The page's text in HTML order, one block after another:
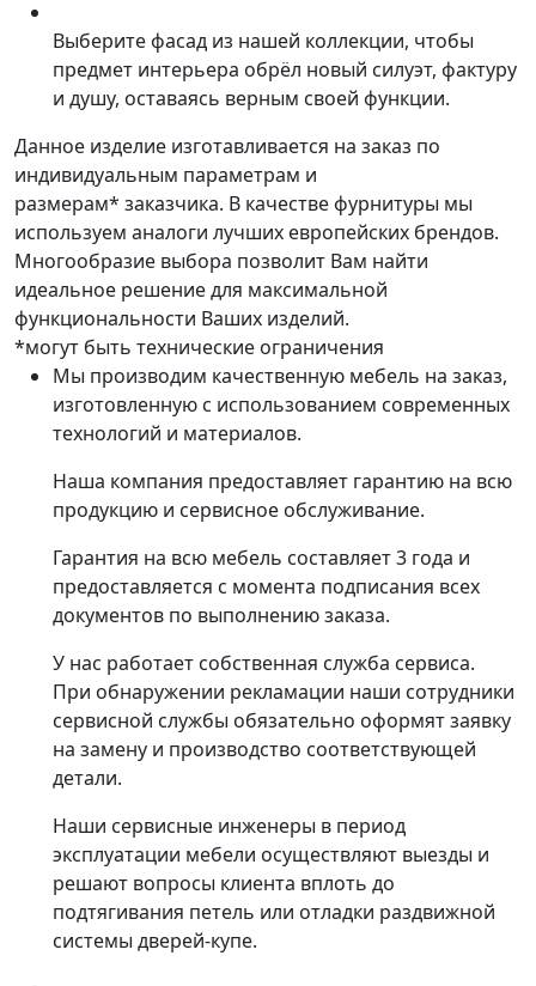
Выберите фасад из нашей коллекции, чтобы
предмет интерьера обрёл новый силуэт, фактуру
и душу, оставаясь верным своей функции.
Данное изделие изготавливается на заказ по
индивидуальным параметрам и
размерам* заказчика. В качестве фурнитуры мы
используем аналоги лучших европейских брендов.
Многообразие выбора позволит Вам найти
идеальное решение для максимальной
функциональности Ваших изделий.
*могут быть технические ограничения
Мы производим качественную мебель на заказ,
изготовленную с использованием современных
технологий и материалов.
Наша компания предоставляет гарантию на всю
продукцию и сервисное обслуживание.
Гарантия на всю мебель составляет 3 года и
предоставляется с момента подписания всех
документов по выполнению заказа.
У нас работает собственная служба сервиса.
При обнаружении рекламации наши сотрудники
сервисной службы обязательно оформят заявку
на замену и производство соответствующей
детали.
Наши сервисные инженеры в период
эксплуатации мебели осуществляют выезды и
решают вопросы клиента вплоть до
подтягивания петель или отладки раздвижной
системы дверей-купе.